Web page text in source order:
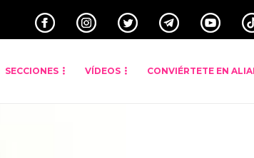
SECCIONES VÍDEOS CONVIÉRTETE EN